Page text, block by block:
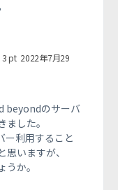
3pt 2022年7月29
beyondのサーバ
した。
ー利用すること
いますが、
か。